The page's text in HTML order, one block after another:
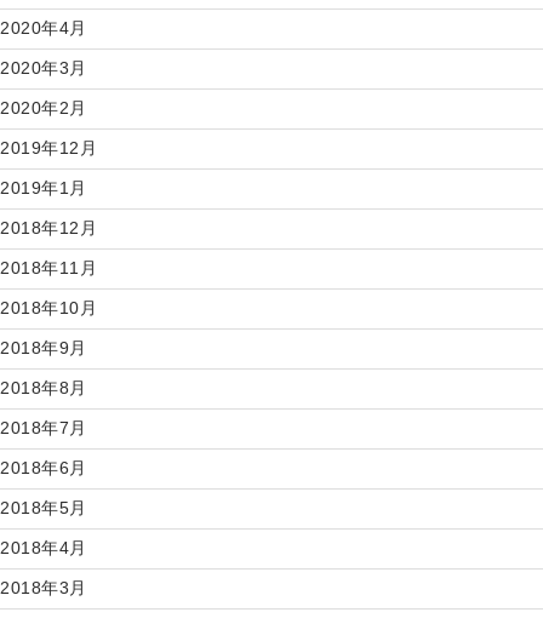
2020年4月
2020年3月
2020年2月
2019年12月
2019年1月
2018年12月
2018年11月
2018年10月
2018年9月
2018年8月
2018年7月
2018年6月
2018年5月
2018年4月
2018年3月